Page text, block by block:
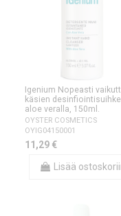
Igenium Nopeasti
käsien desinfiointisuihke
aloe veralla, 150ml.
OYSTER COSMETICS
OYIG04150001
11,29 €
Lisää